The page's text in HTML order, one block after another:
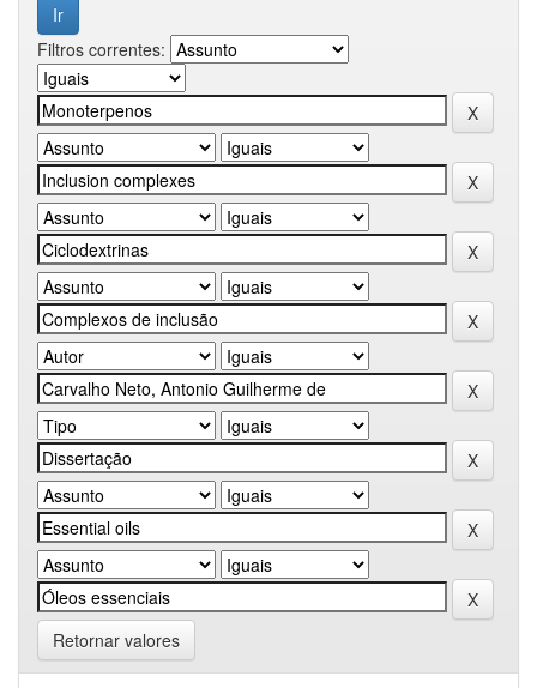
Filtros correntes:
Retornar valores